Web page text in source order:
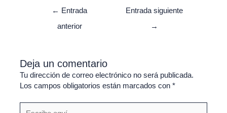
← Entrada
anterior
Entrada siguiente
→
Deja un comentario
Tu dirección de correo electrónico no será publicada.
Los campos obligatorios están marcados con*